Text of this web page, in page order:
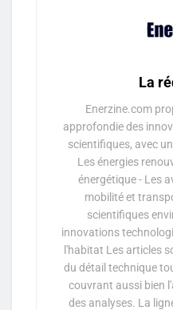
La
Enerzine.com
approfondie des
scientifiques, avec
Les énergies
énergétique - Les
mobilité et
scientifiques
innovations
l'habitat Les articles
du détail technique
couvrant aussi bien
des analyses. La